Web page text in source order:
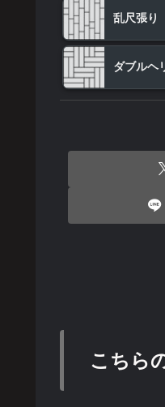
乱尺張り
ダブルヘ
こちら